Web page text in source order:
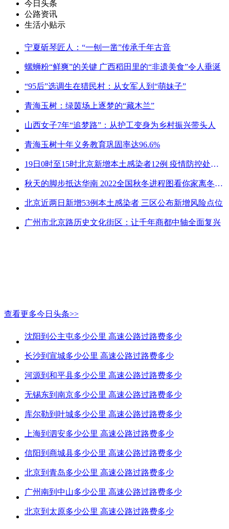
今日头条
公路资讯
生活小贴示
宁夏斫琴匠人：“一刨一凿”传承千年古音
螺蛳粉“鲜爽”的关键 广西稻田里的“非遗美食”令人垂涎
“95后”选调生在猎民村：从女军人到“萌妹子”
青海玉树：绿茵场上逐梦的“藏木兰”
山西女子7年“追梦路”：从护工变身为乡村振兴带头人
青海玉树十年义务教育巩固率达96.6%
19日0时至15时北京新增本土感染者12例 疫情防控处关键时刻
秋天的脚步抵达华南 2022全国秋冬进程图看你家离冬天有多远
北京近两日新增53例本土感染者 三区公布新增风险点位
广州市北京路历史文化街区：让千年商都中轴全面复兴
查看更多今日头条>>
沈阳到公主屯多少公里 高速公路过路费多少
长沙到宣城多少公里 高速公路过路费多少
河源到和平县多少公里 高速公路过路费多少
无锡东到南京多少公里 高速公路过路费多少
库尔勒到叶城多少公里 高速公路过路费多少
上海到泗安多少公里 高速公路过路费多少
信阳到商城县多少公里 高速公路过路费多少
北京到青岛多少公里 高速公路过路费多少
广州南到中山多少公里 高速公路过路费多少
北京到太原多少公里 高速公路过路费多少